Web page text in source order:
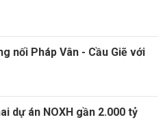
nối Pháp Vân - Cầu Giẽ với
dự án NOXH gần 2.000 tỷ